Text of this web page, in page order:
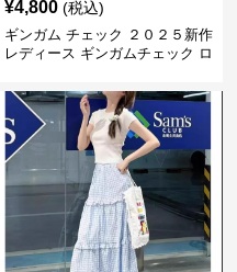
¥4,800 (税込)
ギンガム チェック ２０２５新作
レディース ギンガムチェック ロ